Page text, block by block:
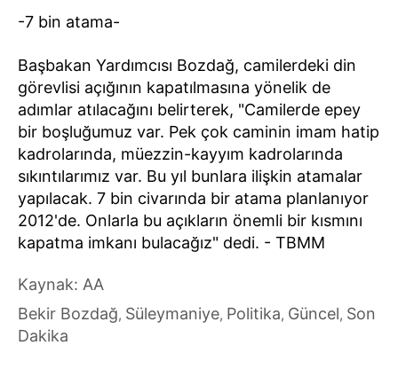
-7 bin atama-
Başbakan Yardımcısı Bozdağ, camilerdeki din
görevlisi açığının kapatılmasına yönelik de
adımlar atılacağını belirterek, "Camilerde epey
bir boşluğumuz var. Pek çok caminin imam hatip
kadrolarında, müezzin-kayyım kadrolarında
sıkıntılarımız var. Bu yıl bunlara ilişkin atamalar
yapılacak. 7 bin civarında bir atama planlanıyor
2012'de. Onlarla bu açıkların önemli bir kısmını
kapatma imkanı bulacağız" dedi. - TBMM
Kaynak: AA
Bekir Bozdağ, Süleymaniye, Politika, Güncel, Son
Dakika